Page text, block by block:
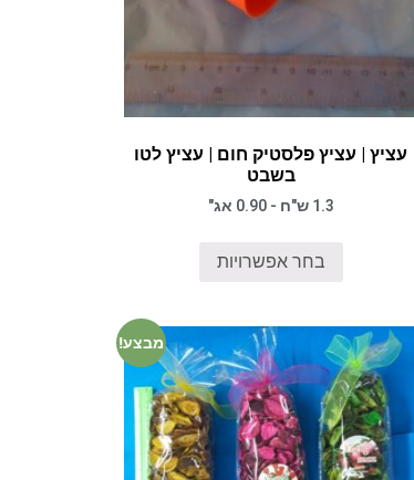
עציץ | עציץ פלסטיק חום | עציץ לטו
בשבט
1.3 ש"ח - 0.90 אג"
בחר אפשרויות
מבצע!